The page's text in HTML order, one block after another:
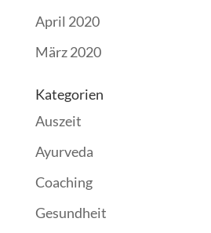
April 2020
März 2020
Kategorien
Auszeit
Ayurveda
Coaching
Gesundheit